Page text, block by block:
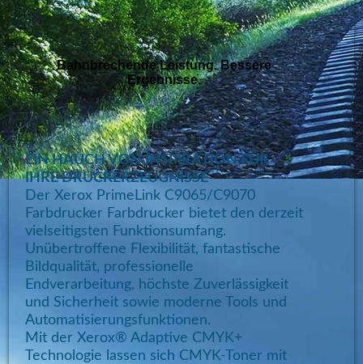
Bahnbrechende Leistung. Bessere
Ergebnisse.
EIN HAUCH VON INSPIRATION FÜR
IHRE DRUCKERZEUGNISSE
Der Xerox PrimeLink C9065/C9070
Farbdrucker Farbdrucker bietet den derzeit
vielseitigsten Funktionsumfang.
Unübertroffene Flexibilität, fantastische
Bildqualität, professionelle
Endverarbeitung, höchste Zuverlässigkeit
und Sicherheit sowie moderne Tools und
Automatisierungsfunktionen.
Mit der Xerox® Adaptive CMYK+
Technologie lassen sich CMYK-Toner mit